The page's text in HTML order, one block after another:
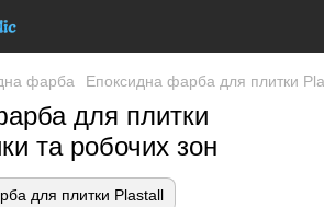
фарба Епоксидна фарба для плитки
для плитки
та робочих зон
для плитки Plastall